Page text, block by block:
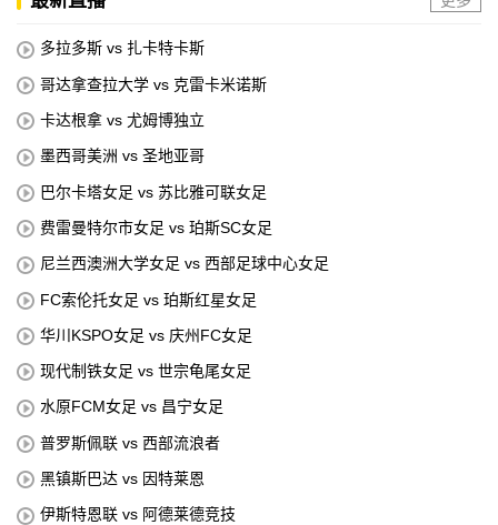
多拉多斯 vs 扎卡特卡斯
哥达拿查拉大学 vs 克雷卡米诺斯
卡达根拿 vs 尤姆博独立
墨西哥美洲 vs 圣地亚哥
巴尔卡塔女足 vs 苏比雅可联女足
费雷曼特尔市女足 vs 珀斯SC女足
尼兰西澳洲大学女足 vs 西部足球中心女足
FC索伦托女足 vs 珀斯红星女足
华川KSPO女足 vs 庆州FC女足
现代制铁女足 vs 世宗龟尾女足
水原FCM女足 vs 昌宁女足
普罗斯佩联 vs 西部流浪者
黑镇斯巴达 vs 因特莱恩
伊斯特恩联 vs 阿德莱德竞技